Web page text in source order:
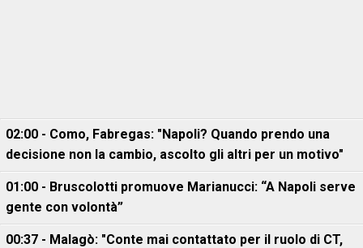
02:00 - Como, Fabregas: "Napoli? Quando prendo una
decisione non la cambio, ascolto gli altri per un motivo"
01:00 - Bruscolotti promuove Marianucci: “A Napoli serve
gente con volontà”
00:37 - Malagò: "Conte mai contattato per il ruolo di CT,